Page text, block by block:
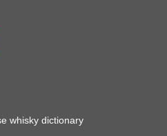
whisky dictionary